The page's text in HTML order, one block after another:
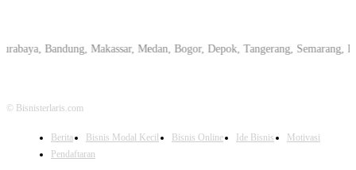
Makassar, Medan, Bogor, Depok, Tangerang, Semarang,
© Bisnisterlaris.com
Berita Bisnis Modal Kecil Bisnis Online Ide Bisnis
Motivasi
Pendaftaran